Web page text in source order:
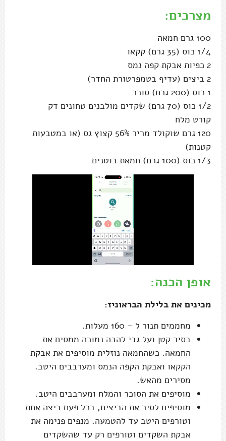
מצרכים:
100 גרם חמאה
1/4 כוס (35 גרם) קקאו
2 כפיות אבקת קפה נמס
2 ביצים (עדיף בטמפרטורת החדר)
1 כוס (200 גרם) סוכר
1/2 כוס (70 גרם) שקדים מולבנים טחונים דק
קורט מלח
120 גרם שוקולד מריר 56% קצוץ גס (או במטבעות
קטנות)
1/3 כוס (100 גרם) חמאת בוטנים
אופן הכנה:
מכינים את בלילת הבראוניז:
מחממים תנור ל – 160 מעלות.
בסיר קטן ועל גבי להבה נמוכה ממסים את
החמאה. כשהחמאה נוזלית מוסיפים את אבקת
הקקאו ואבקת הקפה הנמס ומערבבים היטב.
מסירים מהאש.
מוסיפים את הסוכר והמלח ומערבבים היטב.
מוסיפים לסיר את הביצים, בכל פעם ביצה אחת
וטורפים היטב עד להטמעה. מנפים פנימה את
אבקת השקדים וטורפים רק עד שהשקדים